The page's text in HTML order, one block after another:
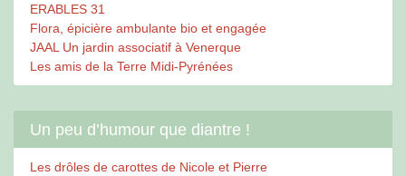
ERABLES 31
Flora, épicière ambulante bio et engagée
JAAL Un jardin associatif à Venerque
Les amis de la Terre Midi-Pyrénées
Un peu d’humour que diantre !
Les drôles de carottes de Nicole et Pierre